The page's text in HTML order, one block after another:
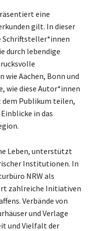
eine
gilt. In dieser
Schriftsteller*innen
durch lebendige
wie Aachen, Bonn und
wie diese Autor*innen
dem Publikum teilen,
in das
Leben, unterstützt
Institutionen. In
NRW als
zahlreiche Initiativen
Verbände von
und Verlage
und Vielfalt der